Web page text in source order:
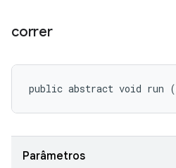
correr
public abstract void run
Parâmetros